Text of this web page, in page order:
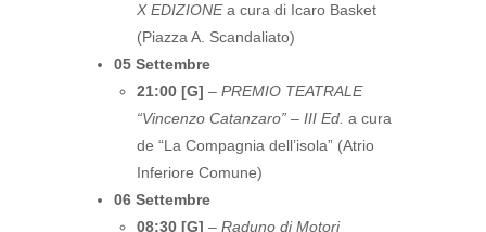
X EDIZIONEa cura di Icaro Basket
(Piazza A. Scandaliato)
05 Settembre
21:00 [G] – PREMIO TEATRALE
“Vincenzo Catanzaro” – III Ed. a cura
de “La Compagnia dell’isola” (Atrio
Inferiore Comune)
06 Settembre
08:30 [G] – Raduno di Motori